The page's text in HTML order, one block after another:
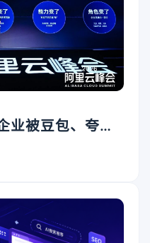
业被豆包、夸